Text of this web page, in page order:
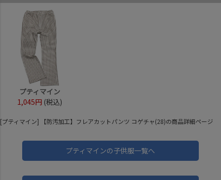
プティマイン
1,045円 (税込)
[プティマイン] 【防汚加工】フレアカットパンツ コゲチャ(28)の商品詳細ページ
プティマインの子供服一覧へ